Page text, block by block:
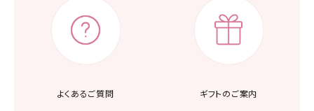
よくあるご質問 ギフトのご案内